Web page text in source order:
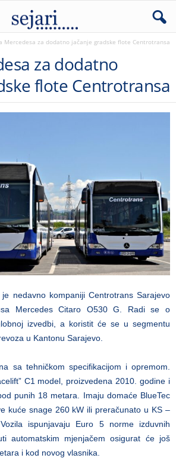
Mercedesa za dodatno jačanje gradske flote Centrotransa
za dodatno
flote Centrotransa
nedavno kompaniji Centrotrans Sarajevo
Mercedes Citaro O530 G. Radi se o
izvedbi, a koristit će se u segmentu
u Kantonu Sarajevo.
sa tehničkom specifikacijom i opremom.
C1 model, proizvedena 2010. godine i
punih 18 metara. Imaju domaće BlueTec
kuće snage 260 kW ili preračunato u KS –
ispunjavaju Euro 5 norme izduvnih
automatskim mjenjačem osigurat će još
i kod novog vlasnika.